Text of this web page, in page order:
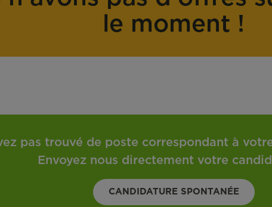
r
le moment !
pas trouvé de poste correspondant à
Envoyez nous directement votre
CANDIDATURE SPONTANÉE